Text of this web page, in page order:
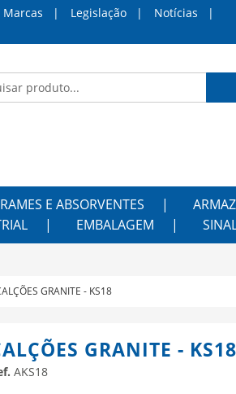
Marcas Legislação
Notícias
E ABSORVENTES
EMBALAGEM
GRANITE - KS18
GRANITE - KS18
AKS18